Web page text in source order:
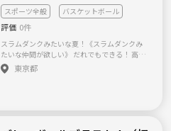
立ち上げたこともあります。 自信ないかもと
思われるかたもお気軽にご一報ください☆ そ
れでは、よろしくお願いいたします！ さくら
どろっぷ
ます。 ☆新しいメンバー同士がお知り合いに
なりやすいアットホームな活動を心がけてい
ます。おひとりでサークルに飛び込むのがご不
☆群舞の作品を一緒に踊っていただける仲間
も募集中です。 ・お好きなダンスや活動の日
だけ参加していただけます。 ・経験者、初心
袋など都心のビリヤードサークル同士で交流
会やってます♪ もちろんハンデもありますの
で初心者、女性にも優しい形です(^^)v 【サー
クル設立の想い】 ビリヤードは一人練習をや
っていても指標や目標がわかりにくく、また
なかなか同じ趣味をお持ちでも交流が少ない
ことが多く、出来るだけレベル差関係のない
の上ご参加くださいませ。 2020年2月現在95
スポーツ全般 バスケットボール
評価 0件
スラムダンクみたいな夏！《スラムダンクみ
たいな仲間が欲しい》 だれでもできる！ 高校
ずっと帰宅部だった女の子もいます。 アキバ
系出身の男もいます。 他のスポーツやってた
ルやシュート見るとめちゃ笑顔で喜びます！
東京都